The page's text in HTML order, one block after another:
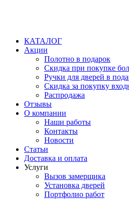
КАТАЛОГ
Акции
Полотно в подарок
Скидка при покупке
Ручки для дверей в
Скидка за покупку
Распродажа
Отзывы
О компании
Наши работы
Контакты
Новости
Статьи
Доставка и оплата
Услуги
Вызов замерщика
Установка дверей
Портфолио работ